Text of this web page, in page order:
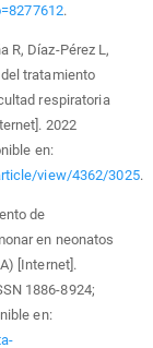
.
R, Díaz-Pérez L,
tratamiento
respiratoria
2022
en:
view/4362/3025.
de
en neonatos
[Internet].
1886-8924;
en: